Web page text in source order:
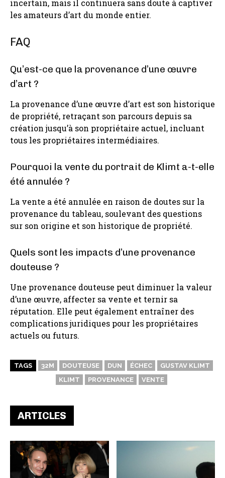
incertain, mais il continuera sans doute à captiver
les amateurs d’art du monde entier.
FAQ
Qu’est-ce que la provenance d’une œuvre
d’art ?
La provenance d’une œuvre d’art est son historique
de propriété, retraçant son parcours depuis sa
création jusqu’à son propriétaire actuel, incluant
tous les propriétaires intermédiaires.
Pourquoi la vente du portrait de Klimt a-t-elle
été annulée ?
La vente a été annulée en raison de doutes sur la
provenance du tableau, soulevant des questions
sur son origine et son historique de propriété.
Quels sont les impacts d’une provenance
douteuse ?
Une provenance douteuse peut diminuer la valeur
d’une œuvre, affecter sa vente et ternir sa
réputation. Elle peut également entraîner des
complications juridiques pour les propriétaires
actuels ou futurs.
TAGS 32M DOUTEUSE DUN ÉCHEC
GUSTAV KLIMT
KLIMT
PROVENANCE VENTE
ARTICLES